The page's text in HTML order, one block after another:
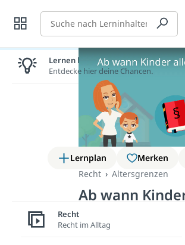
Suche
Lernplan Merken
Recht
Altersgrenzen
Ab wann
lassen?
Lernen lohnt sich!
Entdecke hier deine Chancen.
Recht
Recht im Alltag